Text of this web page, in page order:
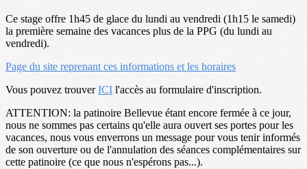
Ce stage offre 1h45 de glace du lundi au vendredi (1h15 le samedi)
la première semaine des vacances plus de la PPG (du lundi au
vendredi).
Page du site reprenant ces informations et les horaires
Vous pouvez trouverICI l'accès au formulaire d'inscription.
ATTENTION: la patinoire Bellevue étant encore fermée à ce jour,
nous ne sommes pas certains qu'elle aura ouvert ses portes pour les
vacances, nous vous enverrons un message pour vous tenir informés
de son ouverture ou de l'annulation des séances complémentaires sur
cette patinoire (ce que nous n'espérons pas...).